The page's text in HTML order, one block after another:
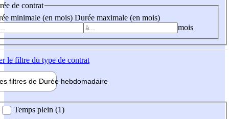
de contrat
minimale (en mois) Durée maximale (en mois)
mois
le filtre du type de contrat
filtres de Durée hebdomadaire
Temps plein (1)